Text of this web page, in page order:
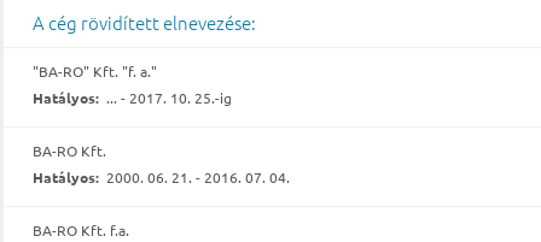
A cég rövidített elnevezése:
"BA-RO" Kft. "f. a."
Hatályos: ... - 2017. 10. 25.-ig
BA-RO Kft.
Hatályos: 2000. 06. 21. - 2016. 07. 04.
BA-RO Kft. f.a.